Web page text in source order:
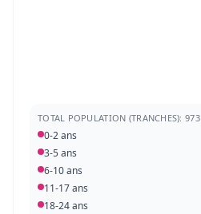
TOTAL POPULATION (TRANCHES): 973
0-2 ans
3-5 ans
6-10 ans
11-17 ans
18-24 ans